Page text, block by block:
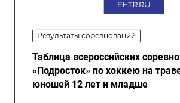
Результаты соревнований
Таблица всероссийских
«Подросток» по хоккею на
юношей 12 лет и младше